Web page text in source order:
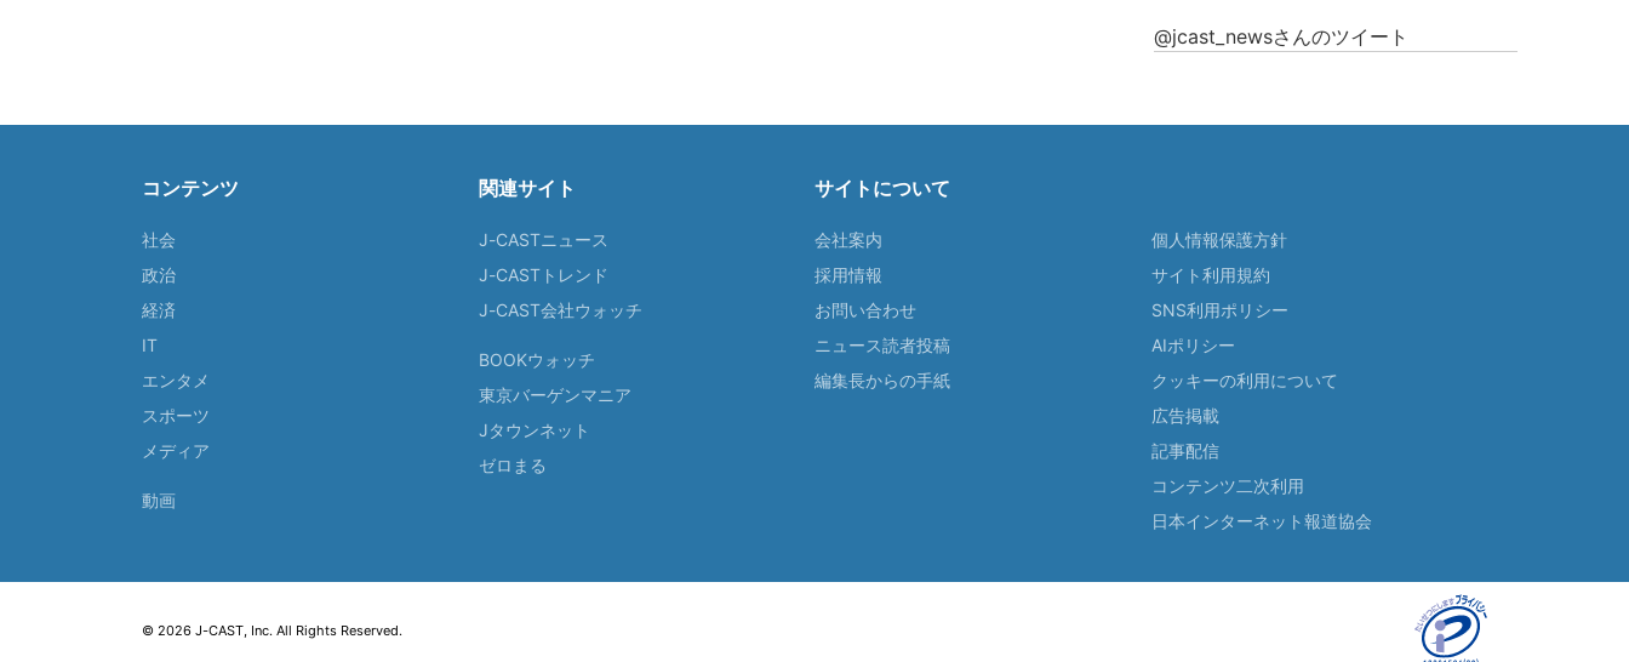
@jcast_newsさんのツイート
コンテンツ
社会
政治
経済
IT
エンタメ
スポーツ
メディア
動画
関連サイト
J-CASTニュース
J-CASTトレンド
J-CAST会社ウォッチ
BOOKウォッチ
東京バーゲンマニア
Jタウンネット
ゼロまる
サイトについて
会社案内
採用情報
お問い合わせ
ニュース読者投稿
編集長からの手紙
個人情報保護方針
サイト利用規約
SNS利用ポリシー
AIポリシー
クッキーの利用について
広告掲載
記事配信
コンテンツ二次利用
日本インターネット報道協会
© 2026 J-CAST, Inc. All Rights Reserved.